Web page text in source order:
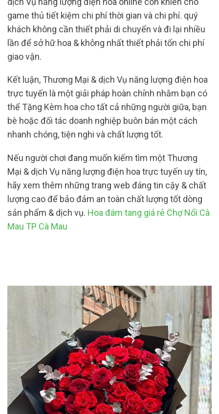
game thủ tiết kiệm chi phí thời gian và chi phí. quý
khách không cần thiết phải di chuyển và đi lại nhiều
lần để sở hữ hoa & không nhất thiết phải tốn chi phí
giao vận.
Kết luận, Thương Mại & dịch Vụ năng lượng điện hoa
trực tuyến là một giải pháp hoàn chỉnh nhằm bạn có
thể Tặng Kèm hoa cho tất cả những người giữa, bạn
bè hoặc đối tác doanh nghiệp buôn bán một cách
nhanh chóng, tiện nghi và chất lượng tốt.
Nếu người chơi đang muốn kiếm tìm một Thương
Mại & dịch Vụ năng lượng điện hoa trực tuyến uy tín,
hãy xem thêm những trang web đáng tin cậy & chất
lượng cao để bảo đảm an toàn chất lượng tốt dòng
sản phẩm & dịch vụ. Hoa đám tang giá rẻ Chợ Nổi Cà
Mau TP Cà Mau